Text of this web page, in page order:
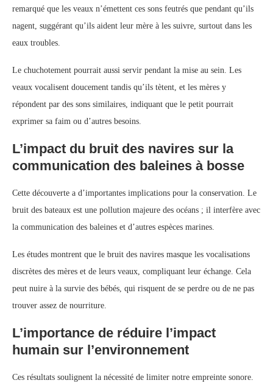
remarqué que les veaux n’émettent ces sons feutrés que pendant qu’ils
nagent, suggérant qu’ils aident leur mère à les suivre, surtout dans les
eaux troubles.
Le chuchotement pourrait aussi servir pendant la mise au sein. Les
veaux vocalisent doucement tandis qu’ils tètent, et les mères y
répondent par des sons similaires, indiquant que le petit pourrait
exprimer sa faim ou d’autres besoins.
L’impact du bruit des navires sur la
communication des baleines à bosse
Cette découverte a d’importantes implications pour la conservation. Le
bruit des bateaux est une pollution majeure des océans ; il interfère avec
la communication des baleines et d’autres espèces marines.
Les études montrent que le bruit des navires masque les vocalisations
discrètes des mères et de leurs veaux, compliquant leur échange. Cela
peut nuire à la survie des bébés, qui risquent de se perdre ou de ne pas
trouver assez de nourriture.
L’importance de réduire l’impact
humain sur l’environnement
Ces résultats soulignent la nécessité de limiter notre empreinte sonore.